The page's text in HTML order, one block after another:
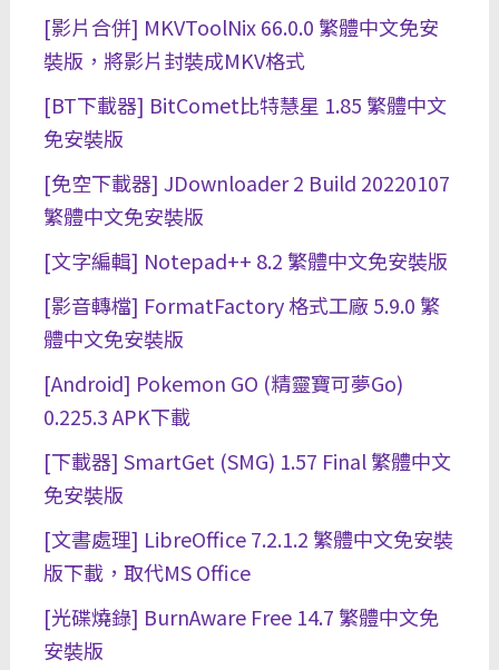
[影片合併] MKVToolNix 66.0.0 繁體中文免安
裝版，將影片封裝成MKV格式
[BT下載器] BitComet比特慧星 1.85 繁體中文
免安裝版
[免空下載器] JDownloader 2 Build 20220107
繁體中文免安裝版
[文字編輯] Notepad++ 8.2 繁體中文免安裝版
[影音轉檔] FormatFactory 格式工廠 5.9.0 繁
體中文免安裝版
[Android] Pokemon GO (精靈寶可夢Go)
0.225.3 APK下載
[下載器] SmartGet (SMG) 1.57 Final 繁體中文
免安裝版
[文書處理] LibreOffice 7.2.1.2 繁體中文免安裝
版下載，取代MS Office
[光碟燒錄] BurnAware Free 14.7 繁體中文免
安裝版